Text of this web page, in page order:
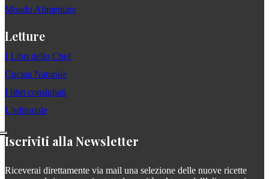
Mondo Alimentare
Letture
I Libri dello Chef
Cucina Naturale
I libri consigliati
L'editoriale
Iscriviti alla Newsletter
Riceverai direttamente via mail una selezione delle nuove ricette